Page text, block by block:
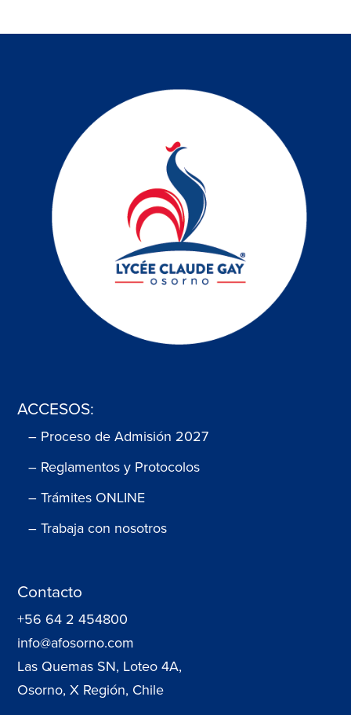
ACCESOS:
– Proceso de Admisión 2027
– Reglamentos y Protocolos
– Trámites ONLINE
– Trabaja con nosotros
Contacto
+56 64 2 454800
info@afosorno.com
Las Quemas SN, Loteo 4A,
Osorno, X Región, Chile